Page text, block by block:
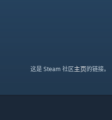
这是 Steam 社区主页的链接。